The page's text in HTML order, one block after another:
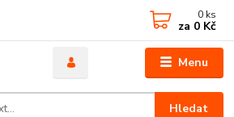
Menu
Hledat
0 ks
za 0 Kč